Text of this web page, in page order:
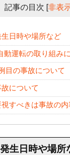
記事の目次 [非表
日時や場所など
動運転の取り組み
目の事故について
について
すべきは事故の
生日時や場所